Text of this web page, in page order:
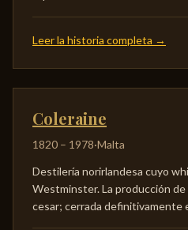
Leer la historia completa →
Coleraine
1820 – 1978·Malta
Destilería norirlandesa cuyo
Westminster. La producción
cesar; cerrada definitivamente